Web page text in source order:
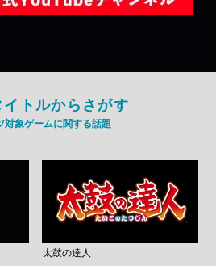
イトルからさがす
対象ゲームに関する話題
太鼓の達人